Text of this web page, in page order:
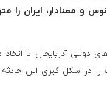
و معنادار، ایران را
آذربایجان با اتخاذ
را در شکل گیری این
استانداری دمشق فیلم تبلیغاتی خود برای بارگاه